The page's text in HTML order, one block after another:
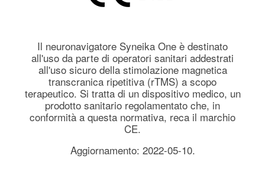
Il neuronavigatore Syneika One è destinato
all'uso da parte di operatori sanitari addestrati
all'uso sicuro della stimolazione magnetica
transcranica ripetitiva (rTMS) a scopo
terapeutico. Si tratta di un dispositivo medico, un
prodotto sanitario regolamentato che, in
conformità a questa normativa, reca il marchio
CE.
Aggiornamento: 2022-05-10.